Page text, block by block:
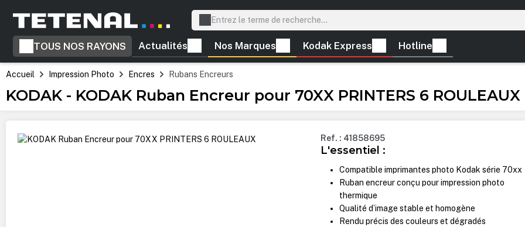
Passer à la navigation principale
TOUS NOS RAYONS Actualités Nos Marques Kodak Express Hotline
Accueil Impression Photo Encres Rubans Encreurs
KODAK - KODAK Ruban Encreur pour 70XX PRINTERS 6 ROULEAUX
Ignorer la galerie d'images Ref. : 41858695
L'essentiel :
Compatible imprimantes photo Kodak série 70xx
Ruban encreur conçu pour impression photo
thermique
Qualité d’image stable et homogène
Rendu précis des couleurs et dégradés